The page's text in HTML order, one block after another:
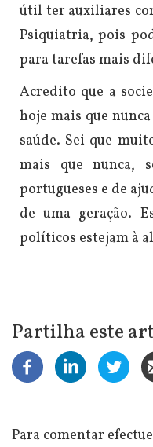
útil ter auxiliares
Psiquiatria, pois
para tarefas mais
Acredito que a
hoje mais que
saúde. Sei que
mais que nunca,
portugueses e de
de uma geração.
políticos estejam à
Partilha este
Para comentar